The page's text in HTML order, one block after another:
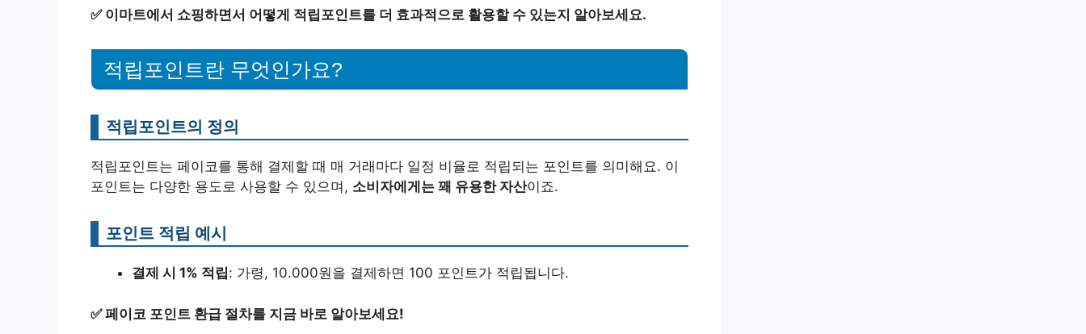
✅ 이마트에서 쇼핑하면서 어떻게 적립포인트를 더 효과적으로 활용할 수 있는지 알아보세요.
적립포인트란 무엇인가요?
적립포인트의 정의
적립포인트는 페이코를 통해 결제할 때 매 거래마다 일정 비율로 적립되는 포인트를 의미해요. 이
포인트는 다양한 용도로 사용할 수 있으며, 소비자에게는 꽤 유용한 자산이죠.
포인트 적립 예시
결제 시 1% 적립: 가령, 10.000원을 결제하면 100 포인트가 적립됩니다.
✅페이코 포인트 환급 절차를 지금 바로 알아보세요!